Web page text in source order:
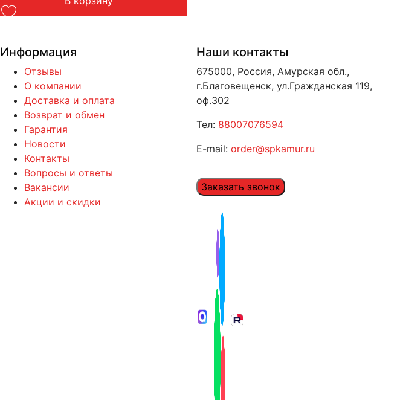
Информация
Отзывы
О компании
Доставка и оплата
Возврат и обмен
Гарантия
Новости
Контакты
Вопросы и ответы
Вакансии
Акции и скидки
Наши контакты
675000, Россия, Амурская обл.,
г.Благовещенск, ул.Гражданская 119,
оф.302
Тел: 88007076594
E-mail: order@spkamur.ru
Заказать звонок